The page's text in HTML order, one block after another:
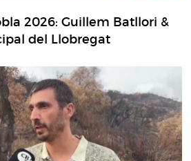
2026: Guillem Batllori &
del Llobregat